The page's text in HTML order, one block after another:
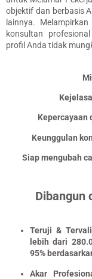
objektif dan berbasis
lainnya.
konsultan
profil Anda tidak
Kepercayaan
Keunggulan
Siap mengubah
Dibangun
Teruji &
lebih dari
95%
Akar